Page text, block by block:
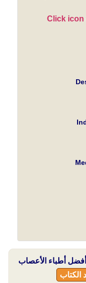
Click icon
أفضل أطباء الأعصاب
الكتاب